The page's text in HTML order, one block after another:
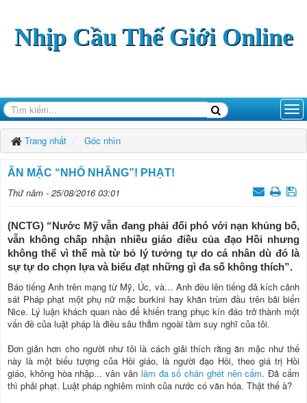
Nhịp Cầu Thế Giới Online
Trang nhất Góc nhìn
ĂN MẶC “NHỐ NHĂNG”! PHẠT!
Thứ năm - 25/08/2016 03:01
(NCTG) “Nước Mỹ vẫn đang phải đối phó với nạn khủng bố,
vẫn không chấp nhận nhiều giáo điều của đạo Hồi nhưng
không thể vì thế mà từ bỏ lý tưởng tự do cá nhân dù đó là
sự tự do chọn lựa và biểu đạt những gì đa số không thích”.
Báo tiếng Anh trên mạng từ Mỹ, Úc, và… Anh đều lên tiếng đả kích cảnh
sát Pháp phạt một phụ nữ mặc burkini hay khăn trùm đầu trên bãi biển
Nice. Lý luận khách quan nào để khiến trang phục kín đáo trở thành một
vấn đề của luật pháp là điều sâu thẳm ngoài tầm suy nghĩ của tôi.
Đơn giản hơn cho người như tôi là cách giải thích rằng ăn mặc như thế
này là một biểu tượng của Hồi giáo, là người đạo Hồi, theo giá trị Hồi
giáo, không hòa nhập... vân vân làm đa số chán ghét nên cấm. Đã cấm
thì phải phạt. Luật pháp nghiêm minh của nước có văn hóa. Thật thế à?